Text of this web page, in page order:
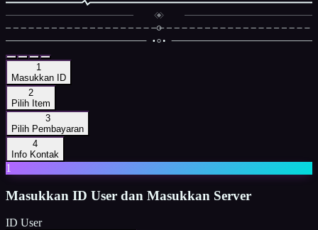
1
Masukkan ID
2
Pilih Item
3
Pilih Pembayaran
4
Info Kontak
1
Masukkan ID User dan Masukkan Server
ID User